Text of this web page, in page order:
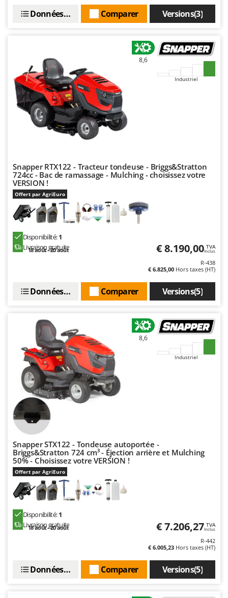
Tecla
TecnoGen
Tellarini Pompe
Telwin
Tenco
Tornado
Tre Spade
Trev - Abrek - TecnoVIR
Trotec
Troy-Bilt
Vesco
Volpi
Waldner
Weber
WIDU
Wiper EcoRobot
Wolf Garten
Wortex
Worx
Y Yard Force
Zanon
Zodiac
Versions(3)
Comparer
Données techniques
8,6
Industriel
Snapper RTX122 - Tracteur tondeuse - Briggs&Stratton
724cc - Bac de ramassage - Mulching - choisissez votre
VERSION !
Offert par AgriEuro
Disponibilité:1
Livraison gratuite
18 août - 20 août € 8.190,00 TVA
Inclus
R-438
€ 6.825,00 Hors taxes (HT)
Versions(5)
Comparer
Données techniques
8,6
Industriel
Snapper STX122 - Tondeuse autoportée -
Briggs&Stratton 724 cm³ - Éjection arrière et Mulching
50% - Choisissez votre VERSION !
Offert par AgriEuro
Disponibilité:1
Livraison gratuite
18 août - 20 août € 7.206,27 TVA
Inclus
R-442
€ 6.005,23 Hors taxes (HT)
Versions(5)
Comparer
Données techniques